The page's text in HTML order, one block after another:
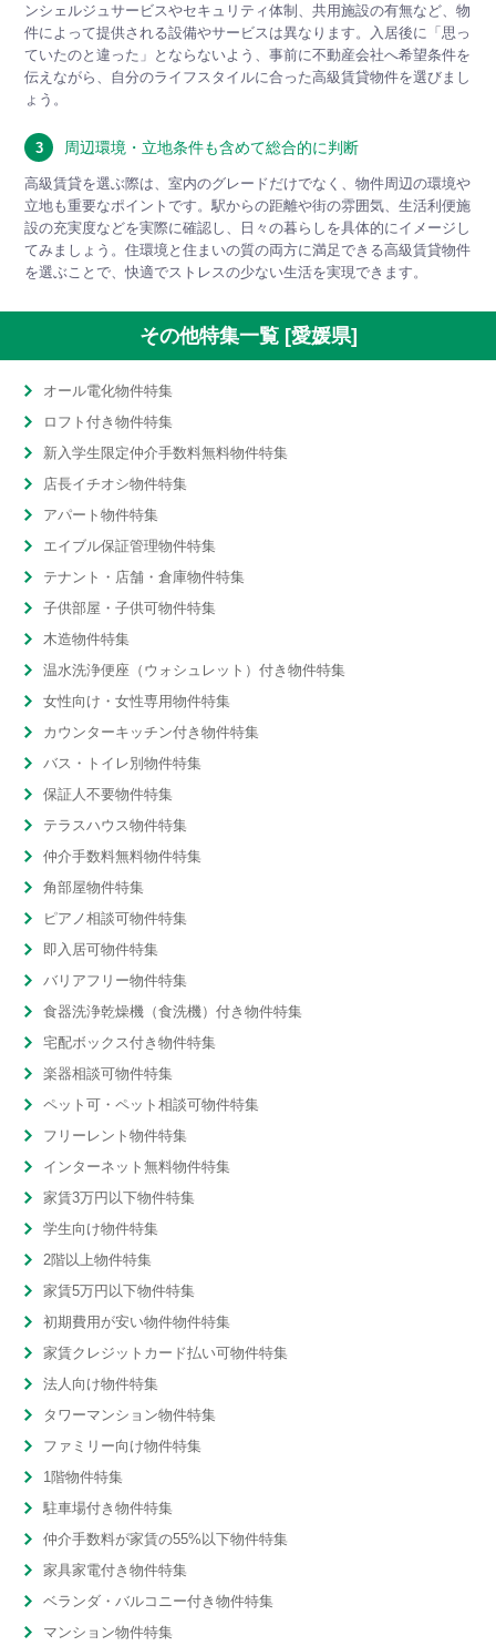
ンシェルジュサービスやセキュリティ体制、共用施設の有無など、物
件によって提供される設備やサービスは異なります。入居後に「思っ
ていたのと違った」とならないよう、事前に不動産会社へ希望条件を
伝えながら、自分のライフスタイルに合った高級賃貸物件を選びまし
ょう。
3 周辺環境・立地条件も含めて総合的に判断
高級賃貸を選ぶ際は、室内のグレードだけでなく、物件周辺の環境や
立地も重要なポイントです。駅からの距離や街の雰囲気、生活利便施
設の充実度などを実際に確認し、日々の暮らしを具体的にイメージし
てみましょう。住環境と住まいの質の両方に満足できる高級賃貸物件
を選ぶことで、快適でストレスの少ない生活を実現できます。
その他特集一覧 [愛媛県]
オール電化物件特集
ロフト付き物件特集
新入学生限定仲介手数料無料物件特集
店長イチオシ物件特集
アパート物件特集
エイブル保証管理物件特集
テナント・店舗・倉庫物件特集
子供部屋・子供可物件特集
木造物件特集
温水洗浄便座（ウォシュレット）付き物件特集
女性向け・女性専用物件特集
カウンターキッチン付き物件特集
バス・トイレ別物件特集
保証人不要物件特集
テラスハウス物件特集
仲介手数料無料物件特集
角部屋物件特集
ピアノ相談可物件特集
即入居可物件特集
バリアフリー物件特集
食器洗浄乾燥機（食洗機）付き物件特集
宅配ボックス付き物件特集
楽器相談可物件特集
ペット可・ペット相談可物件特集
フリーレント物件特集
インターネット無料物件特集
家賃3万円以下物件特集
学生向け物件特集
2階以上物件特集
家賃5万円以下物件特集
初期費用が安い物件物件特集
家賃クレジットカード払い可物件特集
法人向け物件特集
タワーマンション物件特集
ファミリー向け物件特集
1階物件特集
駐車場付き物件特集
仲介手数料が家賃の55%以下物件特集
家具家電付き物件特集
ベランダ・バルコニー付き物件特集
マンション物件特集